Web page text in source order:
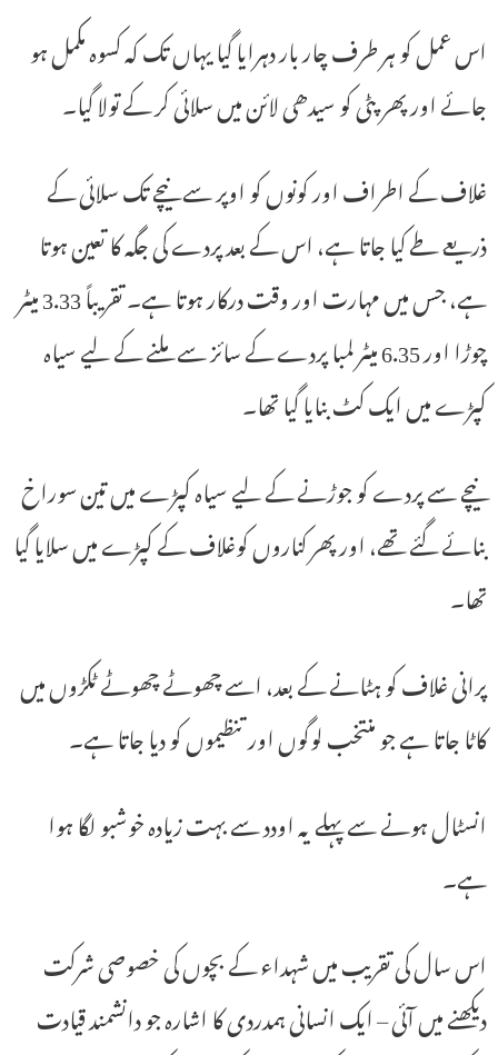
اس عمل کو ہر طرف چار بار دہرایا گیا یہاں تک کہ کسوہ مکمل ہو
جائے اور پھر پٹی کو سیدھی لائن میں سلائی کر کے تولا گیا۔
غلاف کے اطراف اور کونوں کو اوپر سے نیچے تک سلائی کے
ذریعے طے کیا جاتا ہے، اس کے بعد پردے کی جگہ کا تعین ہوتا
ہے، جس میں مہارت اور وقت درکار ہوتا ہے۔ تقریباً 3.33 میٹر
چوڑا اور 6.35 میٹر لمبا پردے کے سائز سے ملنے کے لیے سیاہ
کپڑے میں ایک کٹ بنایا گیا تھا۔
نیچے سے پردے کو جوڑنے کے لیے سیاہ کپڑے میں تین سوراخ
بنائے گئے تھے، اور پھر کناروں کوغلاف کے کپڑے میں سلایا گیا
تھا۔
پرانی غلاف کو ہٹانے کے بعد، اسے چھوٹے چھوٹے ٹکڑوں میں
کاٹا جاتا ہے جو منتخب لوگوں اور تنظیموں کو دیا جاتا ہے۔
انسٹال ہونے سے پہلے یہ اودد سے بہت زیادہ خوشبو لگا ہوا
ہے۔
اس سال کی تقریب میں شہداء کے بچوں کی خصوصی شرکت
دیکھنے میں آئی – ایک انسانی ہمدردی کا اشارہ جو دانشمند قیادت